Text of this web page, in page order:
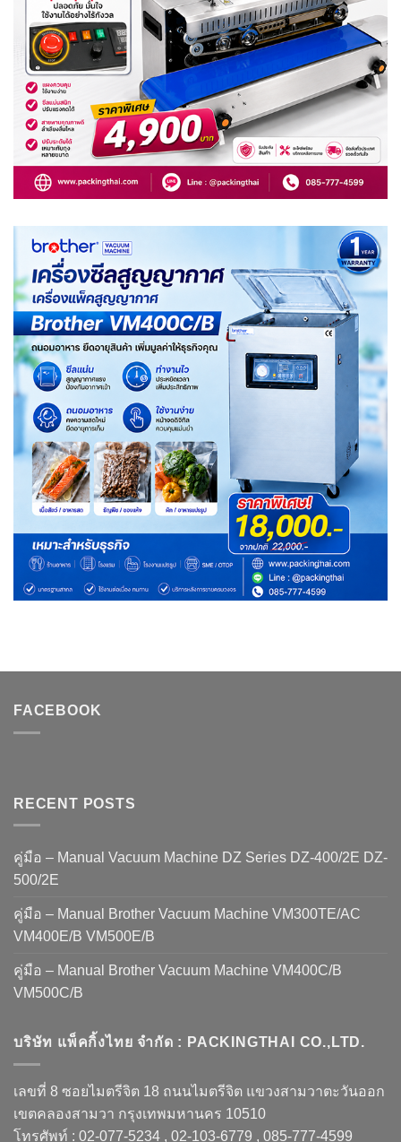
FACEBOOK
RECENT POSTS
คู่มือ – Manual Vacuum Machine DZ Series DZ-400/2E DZ-
500/2E
คู่มือ – Manual Brother Vacuum Machine VM300TE/AC
VM400E/B VM500E/B
คู่มือ – Manual Brother Vacuum Machine VM400C/B
VM500C/B
บริษัท แพ็คกิ้งไทย จำกัด : PACKINGTHAI CO.,LTD.
เลขที่ 8 ซอยไมตรีจิต 18 ถนนไมตรีจิต แขวงสามวาตะวันออก
เขตคลองสามวา กรุงเทพมหานคร 10510
โทรศัพท์ : 02-077-5234 , 02-103-6779 , 085-777-4599